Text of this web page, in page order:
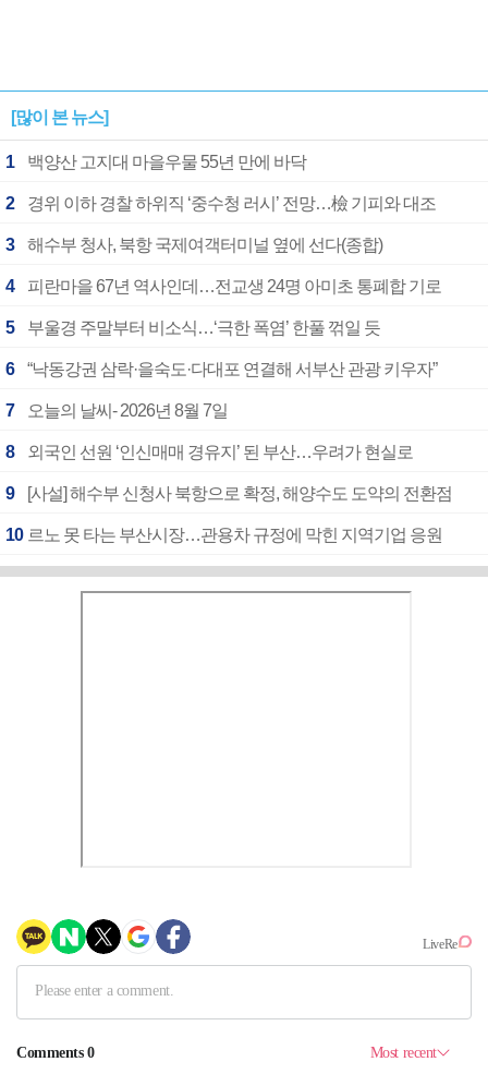
[많이 본 뉴스]
1 백양산 고지대 마을우물 55년 만에 바닥
2 경위 이하 경찰 하위직 ‘중수청 러시’ 전망…檢 기피와 대조
3 해수부 청사, 북항 국제여객터미널 옆에 선다(종합)
4 피란마을 67년 역사인데…전교생 24명 아미초 통폐합 기로
5 부울경 주말부터 비소식…‘극한 폭염’ 한풀 꺾일 듯
6 “낙동강권 삼락·을숙도·다대포 연결해 서부산 관광 키우자”
7 오늘의 날씨- 2026년 8월 7일
8 외국인 선원 ‘인신매매 경유지’ 된 부산…우려가 현실로
9 [사설] 해수부 신청사 북항으로 확정, 해양수도 도약의 전환점
10 르노 못 타는 부산시장…관용차 규정에 막힌 지역기업 응원